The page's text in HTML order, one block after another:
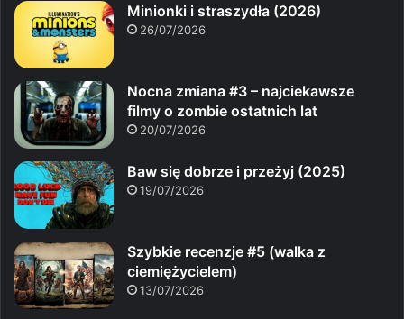
Minionki i straszydła (2026)
26/07/2026
Nocna zmiana #3 – najciekawsze
filmy o zombie ostatnich lat
20/07/2026
Baw się dobrze i przeżyj (2025)
19/07/2026
Szybkie recenzje #5 (walka z
ciemiężycielem)
13/07/2026